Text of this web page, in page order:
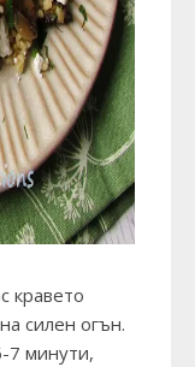
кравето
силен огън.
7 минути,